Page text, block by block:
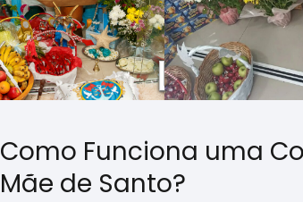
Como Funciona uma
Mãe de Santo?